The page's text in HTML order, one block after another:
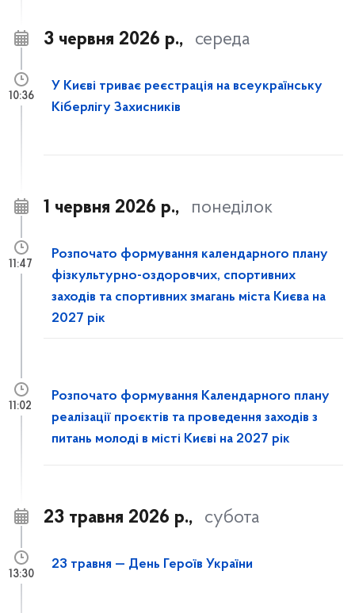
3 червня 2026 р., середа
У Києві триває реєстрація на всеукраїнську
Кіберлігу Захисників
10:36
1 червня 2026 р., понеділок
Розпочато формування календарного плану
фізкультурно-оздоровчих, спортивних
заходів та спортивних змагань міста Києва на
2027 рік
11:47
Розпочато формування Календарного плану
реалізації проєктів та проведення заходів з
питань молоді в місті Києві на 2027 рік
11:02
23 травня 2026 р., субота
23 травня — День Героїв України
13:30